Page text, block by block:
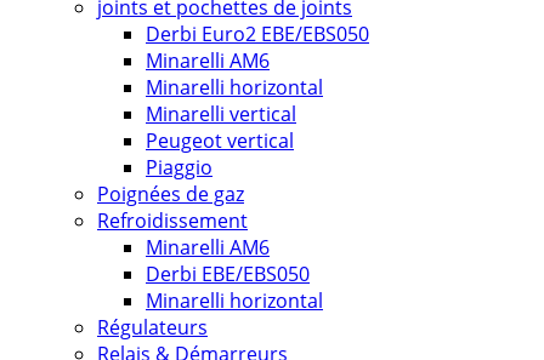
joints et pochettes de joints
Derbi Euro2 EBE/EBS050
Minarelli AM6
Minarelli horizontal
Minarelli vertical
Peugeot vertical
Piaggio
Poignées de gaz
Refroidissement
Minarelli AM6
Derbi EBE/EBS050
Minarelli horizontal
Régulateurs
Relais & Démarreurs